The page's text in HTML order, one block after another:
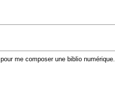
me composer une biblio numérique.